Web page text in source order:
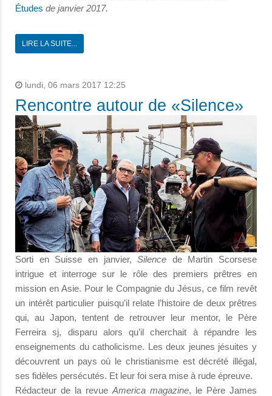
Études de janvier 2017.
LIRE LA SUITE...
lundi, 06 mars 2017 12:25
Rencontre autour de «Silence»
Sorti en Suisse en janvier,Silence de Martin Scorsese
intrigue et interroge sur le rôle des premiers prêtres en
mission en Asie. Pour le Compagnie du Jésus, ce film revêt
un intérêt particulier puisqu’il relate l’histoire de deux prêtres
qui, au Japon, tentent de retrouver leur mentor, le Père
Ferreira sj, disparu alors qu’il cherchait à répandre les
enseignements du catholicisme. Les deux jeunes jésuites y
découvrent un pays où le christianisme est décrété illégal,
ses fidèles persécutés. Et leur foi sera mise à rude épreuve.
Rédacteur de la revue America magazine, le Père James